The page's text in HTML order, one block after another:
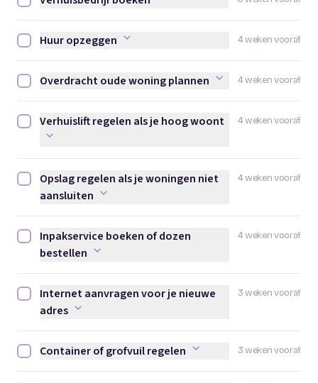
Verhuisbedrijf boeken afvinken
4 weken vooraf
Huur opzeggen afvinken
Huur opzeggen
4 weken vooraf
Overdracht oude woning plannen afvinken
Overdracht oude woning plannen
4 weken vooraf
Verhuislift regelen als je hoog woont afvinken
Verhuislift regelen als je hoog woont
4 weken vooraf
Opslag regelen als je woningen niet aansluiten afvinken
Opslag regelen als je woningen niet
aansluiten
4 weken vooraf
Inpakservice boeken of dozen bestellen afvinken
Inpakservice boeken of dozen
bestellen
3 weken vooraf
Internet aanvragen voor je nieuwe adres afvinken
Internet aanvragen voor je nieuwe
adres
3 weken vooraf
Container of grofvuil regelen afvinken
Container of grofvuil regelen